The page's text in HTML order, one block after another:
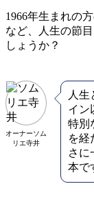
1966年生まれの
など、人生の節
しょうか？
オーナーソム
リエ寺井
人生
イン
特別
を経
さに
本で